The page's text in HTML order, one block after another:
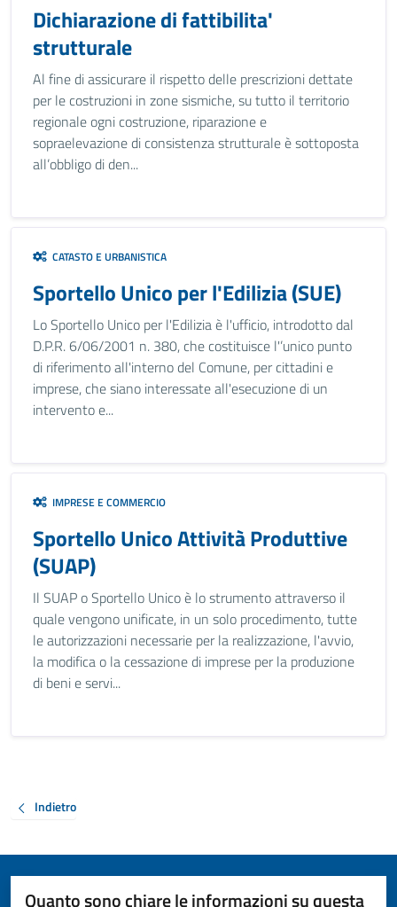
Dichiarazione di fattibilita'
strutturale
Al fine di assicurare il rispetto delle prescrizioni dettate
per le costruzioni in zone sismiche, su tutto il territorio
regionale ogni costruzione, riparazione e
sopraelevazione di consistenza strutturale è sottoposta
all’obbligo di den...
CATASTO E URBANISTICA
Sportello Unico per l'Edilizia (SUE)
Lo Sportello Unico per l'Edilizia è l'ufficio, introdotto dal
D.P.R. 6/06/2001 n. 380, che costituisce l'’unico punto
di riferimento all'interno del Comune, per cittadini e
imprese, che siano interessate all'esecuzione di un
intervento e...
IMPRESE E COMMERCIO
Sportello Unico Attività Produttive
(SUAP)
Il SUAP o Sportello Unico è lo strumento attraverso il
quale vengono unificate, in un solo procedimento, tutte
le autorizzazioni necessarie per la realizzazione, l'avvio,
la modifica o la cessazione di imprese per la produzione
di beni e servi...
Indietro
Quanto sono chiare le informazioni su questa